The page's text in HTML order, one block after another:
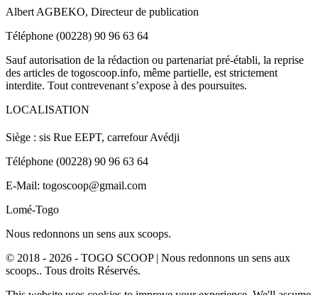
Albert AGBEKO, Directeur de publication
Téléphone (00228) 90 96 63 64
Sauf autorisation de la rédaction ou partenariat pré-établi, la reprise
des articles de togoscoop.info, même partielle, est strictement
interdite. Tout contrevenant s’expose à des poursuites.
LOCALISATION
Siège : sis Rue EEPT, carrefour Avédji
Téléphone (00228) 90 96 63 64
E-Mail: togoscoop@gmail.com
Lomé-Togo
Nous redonnons un sens aux scoops.
© 2018 - 2026 - TOGO SCOOP | Nous redonnons un sens aux
scoops.. Tous droits Réservés.